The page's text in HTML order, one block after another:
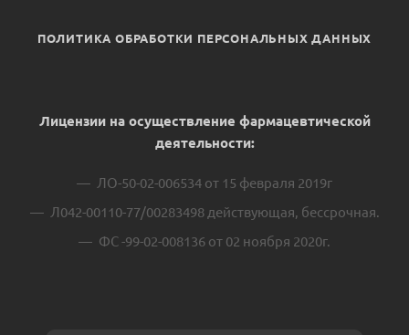
ПОЛИТИКА ОБРАБОТКИ ПЕРСОНАЛЬНЫХ ДАННЫХ
Лицензии на осуществление фармацевтической
деятельности:
ЛО-50-02-006534 от 15 февраля 2019г
Л042-00110-77/00283498 действующая, бессрочная.
ФС -99-02-008136 от 02 ноября 2020г.